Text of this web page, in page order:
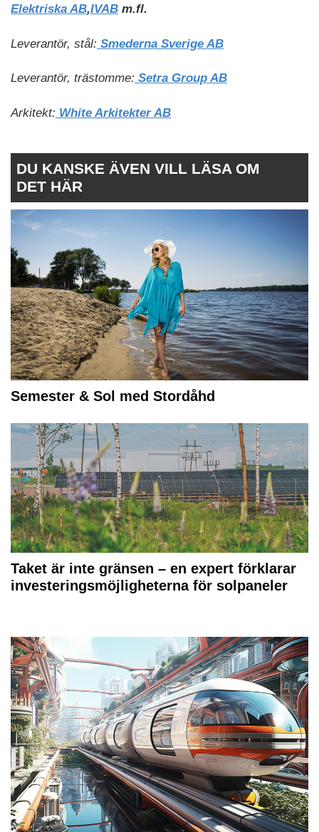
Elektriska AB,IVAB m.fl.
Leverantör, stål: Smederna Sverige AB
Leverantör, trästomme: Setra Group AB
Arkitekt: White Arkitekter AB
DU KANSKE ÄVEN VILL LÄSA OM
DET HÄR
Semester & Sol med Stordåhd
Taket är inte gränsen – en expert förklarar
investeringsmöjligheterna för solpaneler